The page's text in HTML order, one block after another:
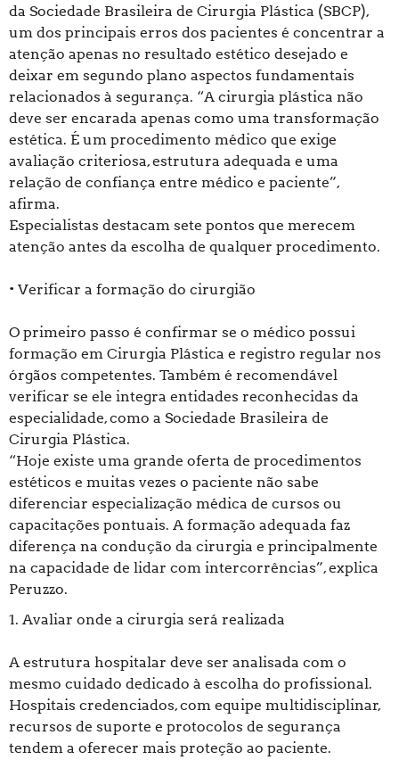
da Sociedade Brasileira de Cirurgia Plástica (SBCP),
um dos principais erros dos pacientes é concentrar a
atenção apenas no resultado estético desejado e
deixar em segundo plano aspectos fundamentais
relacionados à segurança. “A cirurgia plástica não
deve ser encarada apenas como uma transformação
estética. É um procedimento médico que exige
avaliação criteriosa, estrutura adequada e uma
relação de confiança entre médico e paciente”,
afirma.
Especialistas destacam sete pontos que merecem
atenção antes da escolha de qualquer procedimento.
• Verificar a formação do cirurgião
O primeiro passo é confirmar se o médico possui
formação em Cirurgia Plástica e registro regular nos
órgãos competentes. Também é recomendável
verificar se ele integra entidades reconhecidas da
especialidade, como a Sociedade Brasileira de
Cirurgia Plástica.
“Hoje existe uma grande oferta de procedimentos
estéticos e muitas vezes o paciente não sabe
diferenciar especialização médica de cursos ou
capacitações pontuais. A formação adequada faz
diferença na condução da cirurgia e principalmente
na capacidade de lidar com intercorrências”, explica
Peruzzo.
1. Avaliar onde a cirurgia será realizada
A estrutura hospitalar deve ser analisada com o
mesmo cuidado dedicado à escolha do profissional.
Hospitais credenciados, com equipe multidisciplinar,
recursos de suporte e protocolos de segurança
tendem a oferecer mais proteção ao paciente.